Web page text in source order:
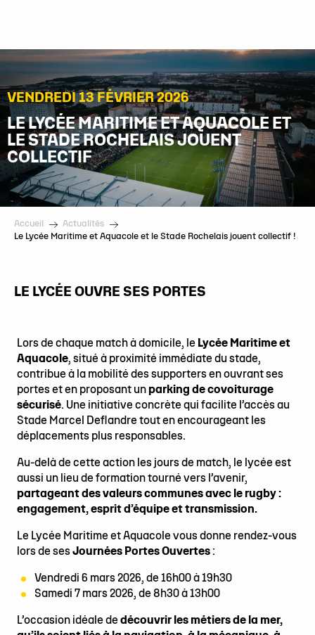
principal
VENDREDI 13 FÉVRIER 2026
LE LYCÉE MARITIME ET AQUACOLE ET
LE STADE ROCHELAIS JOUENT
COLLECTIF
Accueil
Actualités
Le Lycée Maritime et Aquacole et le Stade Rochelais jouent collectif !
LE LYCÉE OUVRE SES PORTES
Lors de chaque match à domicile, le Lycée Maritime et
Aquacole, situé à proximité immédiate du stade,
contribue à la mobilité des supporters en ouvrant ses
portes et en proposant un parking de covoiturage
sécurisé. Une initiative concrète qui facilite l’accès au
Stade Marcel Deflandre tout en encourageant les
déplacements plus responsables.
Au-delà de cette action les jours de match, le lycée est
aussi un lieu de formation tourné vers l’avenir,
partageant des valeurs communes avec le rugby :
engagement, esprit d’équipe et transmission.
Le Lycée Maritime et Aquacole vous donne rendez-vous
lors de ses Journées Portes Ouvertes :
Vendredi 6 mars 2026, de 16h00 à 19h30
Samedi 7 mars 2026, de 8h30 à 13h00
L’occasion idéale de découvrir les métiers de la mer,